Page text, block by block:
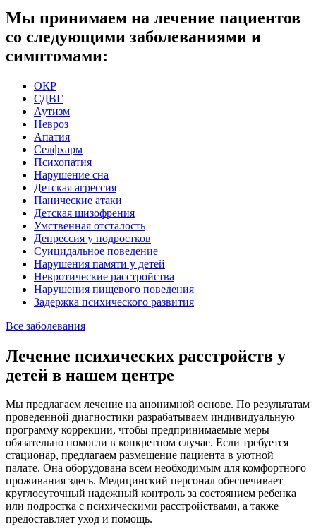
Мы принимаем на лечение пациентов
со следующими заболеваниями и
симптомами:
ОКР
СДВГ
Аутизм
Невроз
Апатия
Селфхарм
Психопатия
Нарушение сна
Детская агрессия
Панические атаки
Детская шизофрения
Умственная отсталость
Депрессия у подростков
Суицидальное поведение
Нарушения памяти у детей
Невротические расстройства
Нарушения пищевого поведения
Задержка психического развития
Все заболевания
Лечение психических расстройств у
детей в нашем центре
Мы предлагаем лечение на анонимной основе. По результатам
проведенной диагностики разрабатываем индивидуальную
программу коррекции, чтобы предпринимаемые меры
обязательно помогли в конкретном случае. Если требуется
стационар, предлагаем размещение пациента в уютной
палате. Она оборудована всем необходимым для комфортного
проживания здесь. Медицинский персонал обеспечивает
круглосуточный надежный контроль за состоянием ребенка
или подростка с психическими расстройствами, а также
предоставляет уход и помощь.